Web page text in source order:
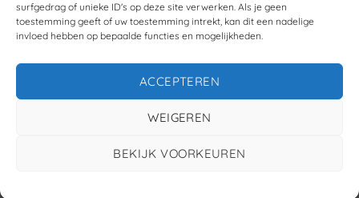
surfgedrag of unieke ID's op deze site verwerken. Als je geen
toestemming geeft of uw toestemming intrekt, kan dit een nadelige
invloed hebben op bepaalde functies en mogelijkheden.
ACCEPTEREN
WEIGEREN
BEKIJK VOORKEUREN
2026 UX Themes